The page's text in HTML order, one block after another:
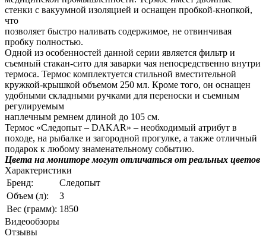
стенки с вакуумной изоляцией и оснащен пробкой-кнопкой,
что
позволяет быстро наливать содержимое, не отвинчивая
пробку полностью.
Одной из особенностей данной серии является фильтр и
съемный стакан-сито для заварки чая непосредственно внутри
термоса. Термос комплектуется стильной вместительной
кружкой-крышкой объемом 250 мл. Кроме того, он оснащен
удобными складными ручками для переноски и съемным
регулируемым
наплечным ремнем длиной до 105 см.
Термос «Следопыт – DAKAR» – необходимый атрибут в
походе, на рыбалке и загородной прогулке, а также отличный
подарок к любому знаменательному событию.
Цвета на мониторе могут отличаться от реальных цветов
Характеристики
Бренд:
Следопыт
Объем (л):
3
Вес (грамм): 1850
Видеообзоры
Отзывы